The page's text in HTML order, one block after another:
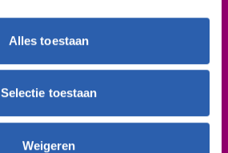
Alles toestaan
Selectie toestaan
Weigeren